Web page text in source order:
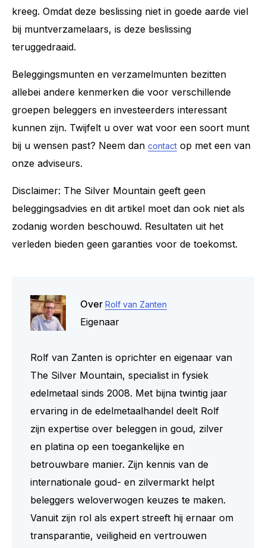
kreeg. Omdat deze beslissing niet in goede aarde viel
bij muntverzamelaars, is deze beslissing
teruggedraaid.
Beleggingsmunten en verzamelmunten bezitten
allebei andere kenmerken die voor verschillende
groepen beleggers en investeerders interessant
kunnen zijn. Twijfelt u over wat voor een soort munt
bij u wensen past? Neem dan contact op met een van
onze adviseurs.
Disclaimer: The Silver Mountain geeft geen
beleggingsadvies en dit artikel moet dan ook niet als
zodanig worden beschouwd. Resultaten uit het
verleden bieden geen garanties voor de toekomst.
Over Rolf van Zanten
Eigenaar
Rolf van Zanten is oprichter en eigenaar van
The Silver Mountain, specialist in fysiek
edelmetaal sinds 2008. Met bijna twintig jaar
ervaring in de edelmetaalhandel deelt Rolf
zijn expertise over beleggen in goud, zilver
en platina op een toegankelijke en
betrouwbare manier. Zijn kennis van de
internationale goud- en zilvermarkt helpt
beleggers weloverwogen keuzes te maken.
Vanuit zijn rol als expert streeft hij ernaar om
transparantie, veiligheid en vertrouwen